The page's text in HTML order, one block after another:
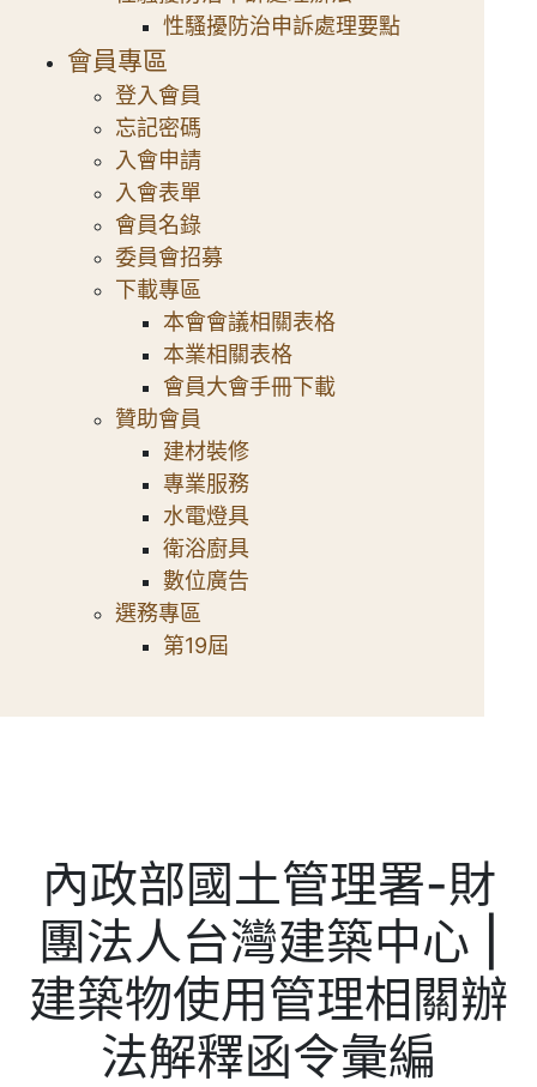
性騷擾防治申訴處理要點
會員專區
登入會員
忘記密碼
入會申請
入會表單
會員名錄
委員會招募
下載專區
本會會議相關表格
本業相關表格
會員大會手冊下載
贊助會員
建材裝修
專業服務
水電燈具
衛浴廚具
數位廣告
選務專區
第19屆
內政部國土管理署-財
團法人台灣建築中心 |
建築物使用管理相關辦
法解釋函令彙編